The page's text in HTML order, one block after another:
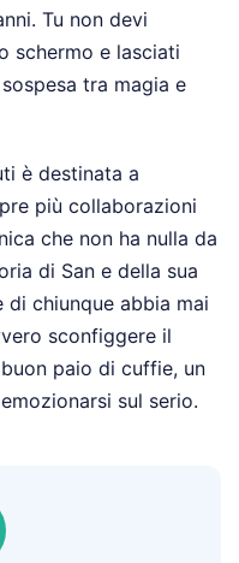
Tu non devi
schermo e lasciati
tra magia e
è destinata a
più collaborazioni
che non ha nulla da
di San e della sua
chiunque abbia mai
sconfiggere il
paio di cuffie, un
sul serio.